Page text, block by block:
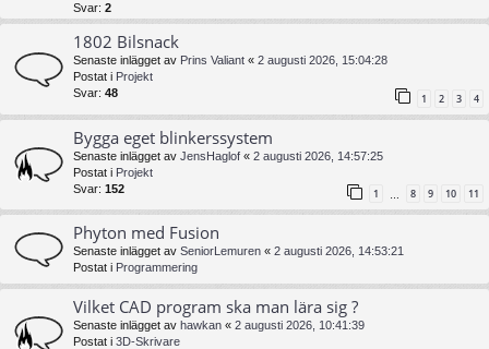
Svar: 2
1802 Bilsnack
Senaste inlägget av Prins Valiant « 2 augusti 2026, 15:04:28
Postat i Projekt
Svar: 48 1 2 3 4
Bygga eget blinkerssystem
Senaste inlägget av JensHaglof « 2 augusti 2026, 14:57:25
Postat i Projekt
Svar: 152 1 8 9 10 11
Phyton med Fusion
Senaste inlägget av SeniorLemuren « 2 augusti 2026, 14:53:21
Postat i Programmering
Vilket CAD program ska man lära sig ?
Senaste inlägget av hawkan « 2 augusti 2026, 10:41:39
Postat i 3D-Skrivare